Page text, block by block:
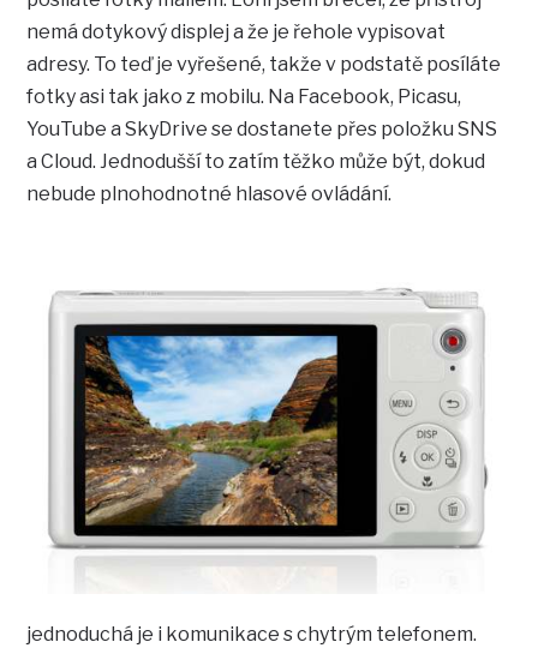
nemá dotykový displej a že je řehole vypisovat
adresy. To teď je vyřešené, takže v podstatě posíláte
fotky asi tak jako z mobilu. Na Facebook, Picasu,
YouTube a SkyDrive se dostanete přes položku SNS
a Cloud. Jednodušší to zatím těžko může být, dokud
nebude plnohodnotné hlasové ovládání.
jednoduchá je i komunikace s chytrým telefonem.